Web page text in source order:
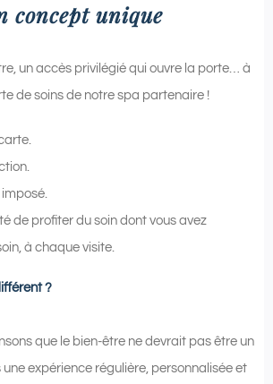
concept unique
un accès privilégié qui ouvre la porte… à
de soins de notre spa partenaire !
imposé.
de profiter du soin dont vous avez
à chaque visite.
?
que le bien-être ne devrait pas être un
une expérience régulière, personnalisée et